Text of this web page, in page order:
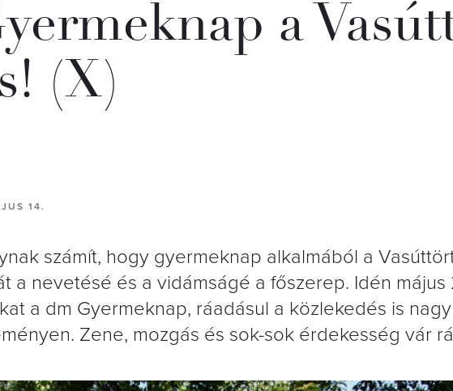
a
(X)
14.
számít, hogy gyermeknap alkalmából a
a nevetésé és a vidámságé a főszerep. Idén május
a dm Gyermeknap, ráadásul a közlekedés is
Zene, mozgás és sok-sok érdekesség vár